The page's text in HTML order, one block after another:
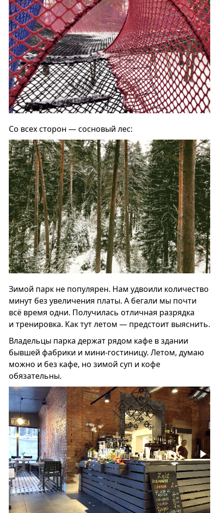
Со всех сторон — сосновый лес:
Зимой парк не популярен. Нам удвоили количество
минут без увеличения платы. А бегали мы почти
всё время одни. Получилась отличная разрядка
и тренировка. Как тут летом — предстоит выяснить.
Владельцы парка держат рядом кафе в здании
бывшей фабрики и мини-гостиницу. Летом, думаю
можно и без кафе, но зимой суп и кофе
обязательны.